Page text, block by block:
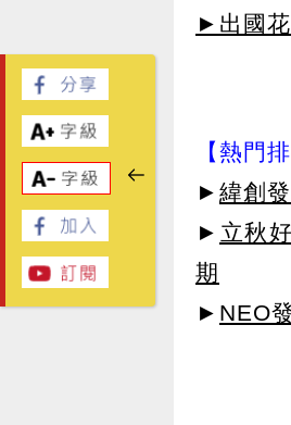
►出國
【熱門
► 緯創
► 立秋
期
► NEO